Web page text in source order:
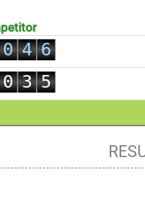
0
1
2
3
4
5
6
6
7
8
0
1
2
4
0
1
2
3
4
5
7
3
4
5
6
7
9
Refresh